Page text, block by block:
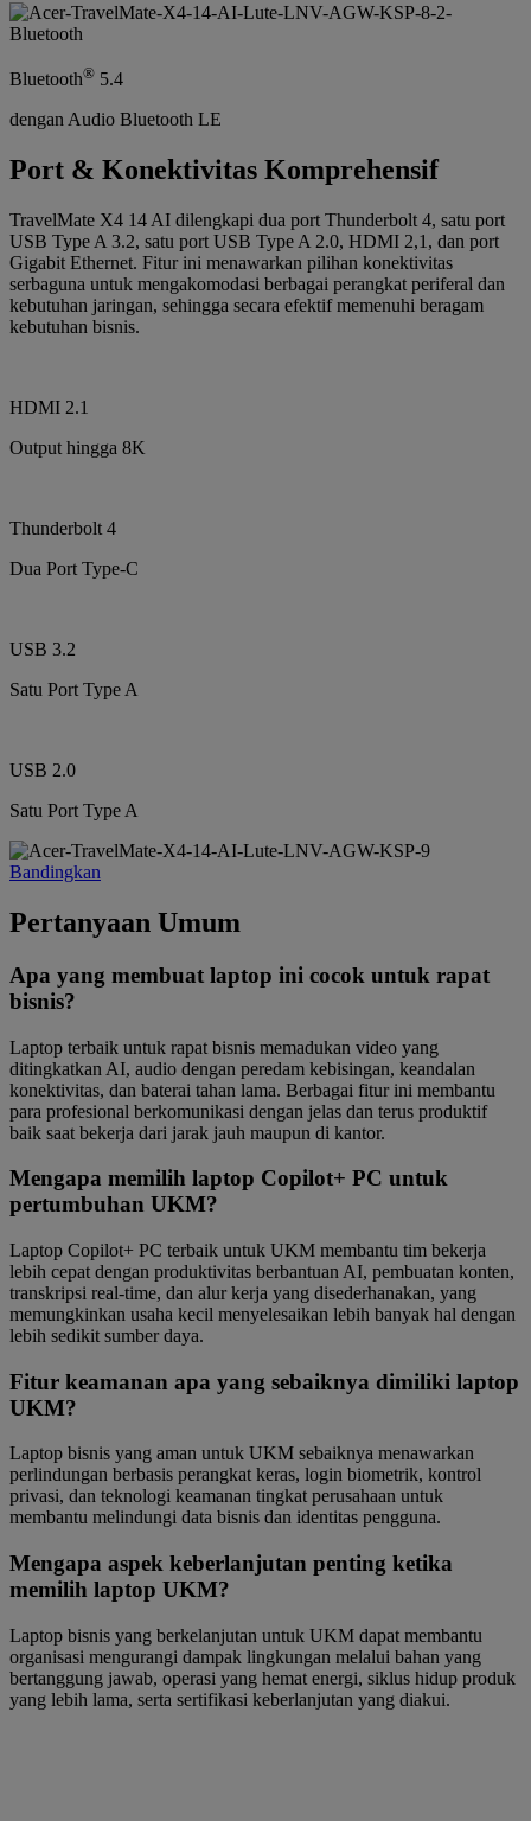
Bluetooth® 5.4
dengan Audio Bluetooth LE
Port & Konektivitas Komprehensif
TravelMate X4 14 AI dilengkapi dua port Thunderbolt 4, satu port
USB Type A 3.2, satu port USB Type A 2.0, HDMI 2,1, dan port
Gigabit Ethernet. Fitur ini menawarkan pilihan konektivitas
serbaguna untuk mengakomodasi berbagai perangkat periferal dan
kebutuhan jaringan, sehingga secara efektif memenuhi beragam
kebutuhan bisnis.
HDMI 2.1
Output hingga 8K
Thunderbolt 4
Dua Port Type-C
USB 3.2
Satu Port Type A
USB 2.0
Satu Port Type A
Bandingkan
Pertanyaan Umum
Apa yang membuat laptop ini cocok untuk rapat
bisnis?
Laptop terbaik untuk rapat bisnis memadukan video yang
ditingkatkan AI, audio dengan peredam kebisingan, keandalan
konektivitas, dan baterai tahan lama. Berbagai fitur ini membantu
para profesional berkomunikasi dengan jelas dan terus produktif
baik saat bekerja dari jarak jauh maupun di kantor.
Mengapa memilih laptop Copilot+ PC untuk
pertumbuhan UKM?
Laptop Copilot+ PC terbaik untuk UKM membantu tim bekerja
lebih cepat dengan produktivitas berbantuan AI, pembuatan konten,
transkripsi real-time, dan alur kerja yang disederhanakan, yang
memungkinkan usaha kecil menyelesaikan lebih banyak hal dengan
lebih sedikit sumber daya.
Fitur keamanan apa yang sebaiknya dimiliki laptop
UKM?
Laptop bisnis yang aman untuk UKM sebaiknya menawarkan
perlindungan berbasis perangkat keras, login biometrik, kontrol
privasi, dan teknologi keamanan tingkat perusahaan untuk
membantu melindungi data bisnis dan identitas pengguna.
Mengapa aspek keberlanjutan penting ketika
memilih laptop UKM?
Laptop bisnis yang berkelanjutan untuk UKM dapat membantu
organisasi mengurangi dampak lingkungan melalui bahan yang
bertanggung jawab, operasi yang hemat energi, siklus hidup produk
yang lebih lama, serta sertifikasi keberlanjutan yang diakui.